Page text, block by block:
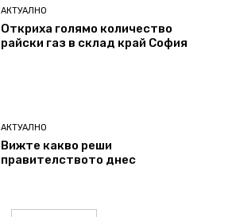
АКТУАЛНО
Откриха голямо количество
райски газ в склад край София
АКТУАЛНО
Вижте какво реши
правителството днес